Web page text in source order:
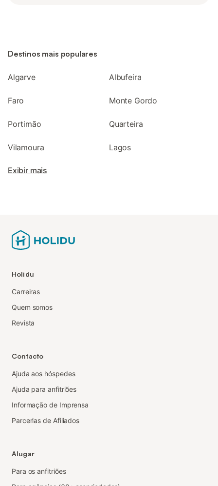
Destinos mais populares
Algarve Albufeira
Faro Monte Gordo
Portimão Quarteira
Vilamoura Lagos
Exibir mais
Holidu
Carreiras
Quem somos
Revista
Contacto
Ajuda aos hóspedes
Ajuda para anfitriões
Informação de Imprensa
Parcerias de Afiliados
Alugar
Para os anfitriões